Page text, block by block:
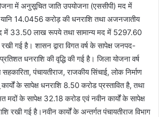
में अनुसूचित जाति उपयोजना (एससीपी) मद में
14.0456 करोड़ की धनराशि तथा अजनजातीय
में 33.50 लाख रूपये तथा सामान्य मद में 5297.60
गई है। शासन द्वारा विगत वर्ष के सापेक्ष जनपद-
धनराशि की वृद्धि की गई है। जिला योजना वर्ष
पंचायतीराज, राजकीय सिंचाई, लोक निर्माण
के सापेक्ष धनराशि 8.50 करोड प्रस्तावित है, तथा
मदों के सापेक्ष 32.18 करोड एवं नवीन कार्यों के सापेक्ष
रखी गई है।नवीन कार्यों के अन्तर्गत पंचायतीराज विभाग